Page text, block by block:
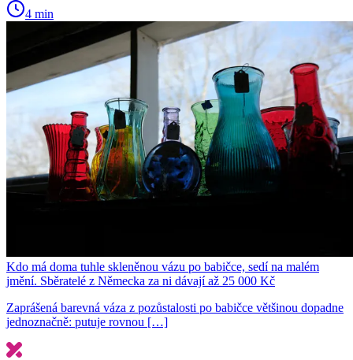
4 min
Kdo má doma tuhle skleněnou vázu po babičce, sedí na malém
jmění. Sběratelé z Německa za ni dávají až 25 000 Kč
Zaprášená barevná váza z pozůstalosti po babičce většinou dopadne
jednoznačně: putuje rovnou […]